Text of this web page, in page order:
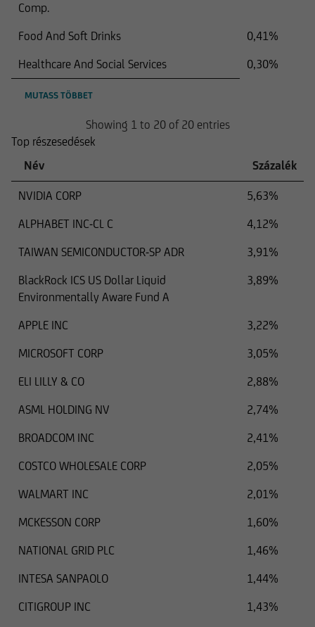
Comp.
Food And Soft Drinks
0,41%
Healthcare And Social Services
0,30%
MUTASS TÖBBET
Showing 1 to 20 of 20 entries
Top részesedések
Név
Százalék
NVIDIA CORP
5,63%
ALPHABET INC-CL C
4,12%
TAIWAN SEMICONDUCTOR-SP ADR
3,91%
BlackRock ICS US Dollar Liquid
Environmentally Aware Fund A
3,89%
APPLE INC
3,22%
MICROSOFT CORP
3,05%
ELI LILLY & CO
2,88%
ASML HOLDING NV
2,74%
BROADCOM INC
2,41%
COSTCO WHOLESALE CORP
2,05%
WALMART INC
2,01%
MCKESSON CORP
1,60%
NATIONAL GRID PLC
1,46%
INTESA SANPAOLO
1,44%
CITIGROUP INC
1,43%